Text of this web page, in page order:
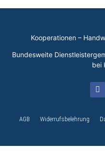
Kooperationen –
Bundesweite
bei
AGB Widerrufsbelehrung